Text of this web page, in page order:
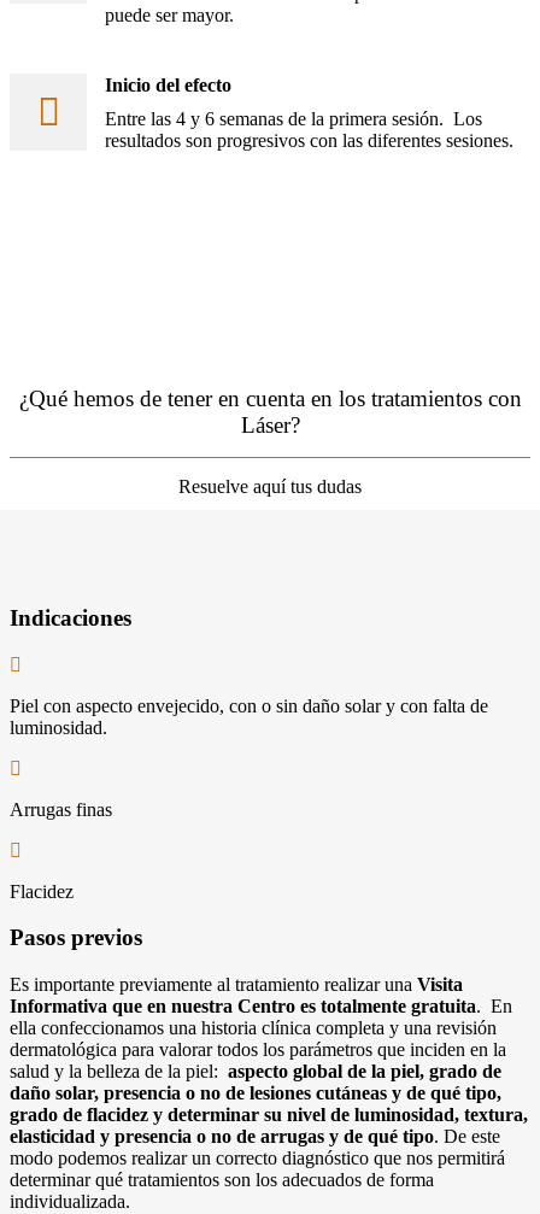
puede ser mayor.
Inicio del efecto
Entre las 4 y 6 semanas de la primera sesión. Los
resultados son progresivos con las diferentes sesiones.
¿Qué hemos de tener en cuenta en los tratamientos con
Láser?
Resuelve aquí tus dudas
Indicaciones
Piel con aspecto envejecido, con o sin daño solar y con falta de
luminosidad.
Arrugas finas
Flacidez
Pasos previos
Es importante previamente al tratamiento realizar una Visita
Informativa que en nuestra Centro es totalmente gratuita. En
ella confeccionamos una historia clínica completa y una revisión
dermatológica para valorar todos los parámetros que inciden en la
salud y la belleza de la piel: aspecto global de la piel, grado de
daño solar, presencia o no de lesiones cutáneas y de qué tipo,
grado de flacidez y determinar su nivel de luminosidad, textura,
elasticidad y presencia o no de arrugas y de qué tipo. De este
modo podemos realizar un correcto diagnóstico que nos permitirá
determinar qué tratamientos son los adecuados de forma
individualizada.